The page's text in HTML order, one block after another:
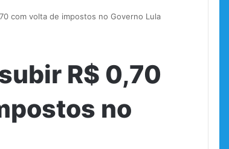
com volta de impostos no Governo Lula
R$ 0,70
no